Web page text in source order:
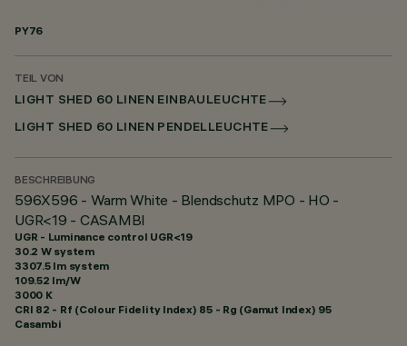
PY76
TEIL VON
LIGHT SHED 60 LINEN EINBAULEUCHTE
LIGHT SHED 60 LINEN PENDELLEUCHTE
BESCHREIBUNG
596X596 - Warm White - Blendschutz MPO - HO -
UGR<19 - CASAMBI
UGR - Luminance control UGR<19
30.2 W system
3307.5 lm system
109.52 lm/W
3000 K
CRI 82 - Rf (Colour Fidelity Index) 85 - Rg (Gamut Index) 95
Casambi